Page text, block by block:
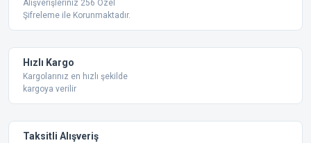
Ürün açıklamasında eksik bilgiler bulunuyor.
Bu ürüne benzer farklı alternatifler olmalı.
Alışverişleriniz 256 Özel
Şifreleme ile Korunmaktadır.
Hızlı Kargo
Kargolarınız en hızlı şekilde
kargoya verilir
Taksitli Alışveriş